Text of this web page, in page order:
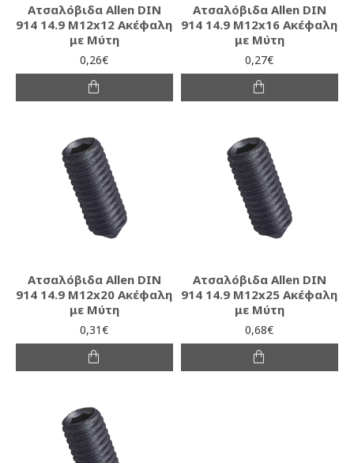
Ατσαλόβιδα Allen DIN
914 14.9 M12x12 Ακέφαλη
με Μύτη
0,26€
Ατσαλόβιδα Allen DIN
914 14.9 M12x16 Ακέφαλη
με Μύτη
0,27€
Ατσαλόβιδα Allen DIN
914 14.9 M12x20 Ακέφαλη
με Μύτη
0,31€
Ατσαλόβιδα Allen DIN
914 14.9 M12x25 Ακέφαλη
με Μύτη
0,68€